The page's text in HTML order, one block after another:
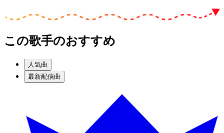
この歌手のおすすめ
人気曲
最新配信曲